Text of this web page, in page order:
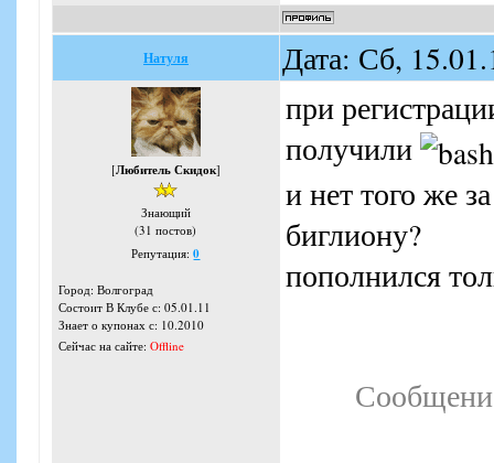
Натуля Дата: Сб,
[Любитель Скидок]
Знающий
(31 постов)
Репутация:0
Город: Волгоград
Состоит В Клубе с: 05.01.11
Знает о купонах с: 10.2010
Сейчас на сайте: Offline
при
получили
и нет того же
биглиону?
пополнился